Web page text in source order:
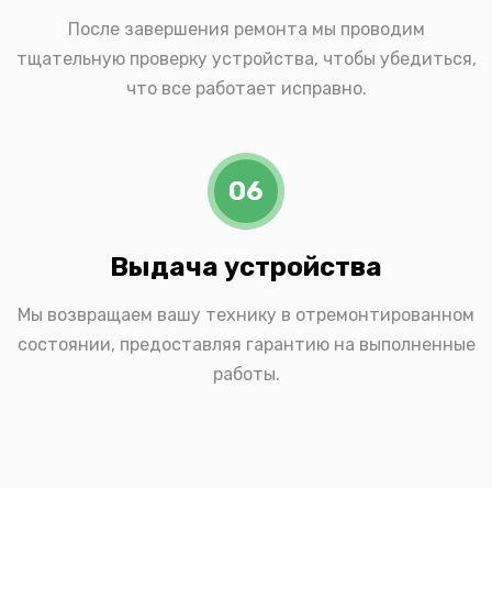
После завершения ремонта мы проводим
тщательную проверку устройства, чтобы убедиться,
что все работает исправно.
06
Выдача устройства
Мы возвращаем вашу технику в отремонтированном
состоянии, предоставляя гарантию на выполненные
работы.